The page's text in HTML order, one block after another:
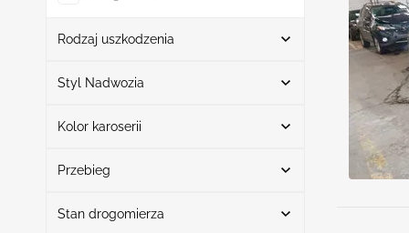
Rodzaj uszkodzenia
Uszkodzona lewa strona
1
NORMALNE UŻYTKOWANIE
Styl Nadwozia
Coupe 5
Kolor karoserii
Czarny
Przebieg
Stan drogomierza